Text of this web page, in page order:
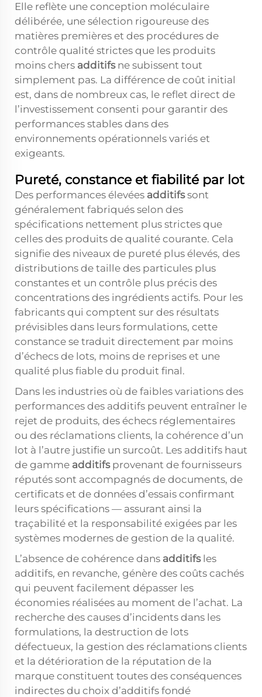
Elle reflète une conception moléculaire
délibérée, une sélection rigoureuse des
matières premières et des procédures de
contrôle qualité strictes que les produits
moins chers additifs ne subissent tout
simplement pas. La différence de coût initial
est, dans de nombreux cas, le reflet direct de
l’investissement consenti pour garantir des
performances stables dans des
environnements opérationnels variés et
exigeants.
Pureté, constance et fiabilité par lot
Des performances élevées additifssont
généralement fabriqués selon des
spécifications nettement plus strictes que
celles des produits de qualité courante. Cela
signifie des niveaux de pureté plus élevés, des
distributions de taille des particules plus
constantes et un contrôle plus précis des
concentrations des ingrédients actifs. Pour les
fabricants qui comptent sur des résultats
prévisibles dans leurs formulations, cette
constance se traduit directement par moins
d’échecs de lots, moins de reprises et une
qualité plus fiable du produit final.
Dans les industries où de faibles variations des
performances des additifs peuvent entraîner le
rejet de produits, des échecs réglementaires
ou des réclamations clients, la cohérence d’un
lot à l’autre justifie un surcoût. Les additifs haut
de gamme additifs provenant de fournisseurs
réputés sont accompagnés de documents, de
certificats et de données d’essais confirmant
leurs spécifications — assurant ainsi la
traçabilité et la responsabilité exigées par les
systèmes modernes de gestion de la qualité.
L’absence de cohérence dans additifs les
additifs, en revanche, génère des coûts cachés
qui peuvent facilement dépasser les
économies réalisées au moment de l’achat. La
recherche des causes d’incidents dans les
formulations, la destruction de lots
défectueux, la gestion des réclamations clients
et la détérioration de la réputation de la
marque constituent toutes des conséquences
indirectes du choix d’additifs fondé